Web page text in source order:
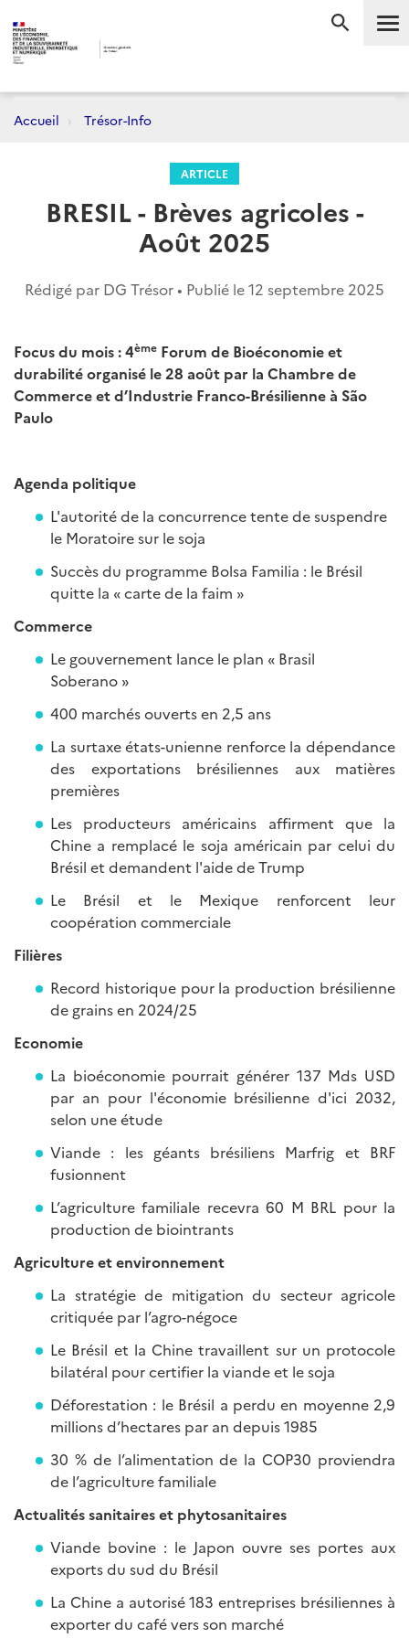
Accueil Trésor-Info
ARTICLE
BRESIL - Brèves agricoles -
Août 2025
Rédigé par DG Trésor • Publié le12 septembre 2025
Focus du mois : 4ème Forum de Bioéconomie et
durabilité organisé le 28 août par la Chambre de
Commerce et d’Industrie Franco-Brésilienne à São
Paulo
Agenda politique
L'autorité de la concurrence tente de suspendre
le Moratoire sur le soja
Succès du programme Bolsa Familia : le Brésil
quitte la « carte de la faim »
Commerce
Le gouvernement lance le plan « Brasil
Soberano »
400 marchés ouverts en 2,5 ans
La surtaxe états-unienne renforce la dépendance
des exportations brésiliennes aux matières
premières
Les producteurs américains affirment que la
Chine a remplacé le soja américain par celui du
Brésil et demandent l'aide de Trump
Le Brésil et le Mexique renforcent leur
coopération commerciale
Filières
Record historique pour la production brésilienne
de grains en 2024/25
Economie
La bioéconomie pourrait générer 137 Mds USD
par an pour l'économie brésilienne d'ici 2032,
selon une étude
Viande : les géants brésiliens Marfrig et BRF
fusionnent
L’agriculture familiale recevra 60 M BRL pour la
production de biointrants
Agriculture et environnement
La stratégie de mitigation du secteur agricole
critiquée par l’agro-négoce
Le Brésil et la Chine travaillent sur un protocole
bilatéral pour certifier la viande et le soja
Déforestation : le Brésil a perdu en moyenne 2,9
millions d’hectares par an depuis 1985
30 % de l’alimentation de la COP30 proviendra
de l’agriculture familiale
Actualités sanitaires et phytosanitaires
Viande bovine : le Japon ouvre ses portes aux
exports du sud du Brésil
La Chine a autorisé 183 entreprises brésiliennes à
exporter du café vers son marché